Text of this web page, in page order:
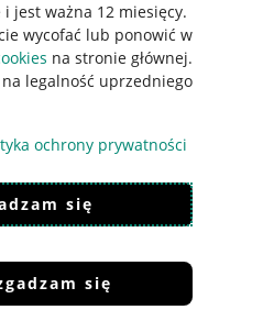
jest ważna 12 miesięcy.
wycofać lub ponowić w
na stronie głównej.
legalność uprzedniego
ochrony prywatności
się
się
akceptacjęregulaminu